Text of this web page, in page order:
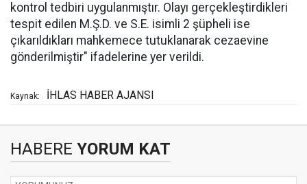
kontrol tedbiri uygulanmıştır. Olayı gerçekleştirdikleri
tespit edilen M.Ş.D. ve S.E. isimli 2 şüpheli ise
çıkarıldıkları mahkemece tutuklanarak cezaevine
gönderilmiştir" ifadelerine yer verildi.
Kaynak: İHLAS HABER AJANSI
HABERE YORUM KAT